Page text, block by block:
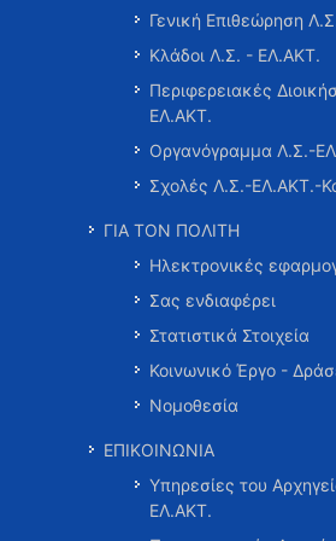
Γενική Επιθεώρηση
Κλάδοι Λ.Σ. - ΕΛ.ΑΚΤ.
Περιφερειακές
ΕΛ.ΑΚΤ.
Οργανόγραμμα Λ.Σ.-
Σχολές Λ.Σ.-ΕΛ.ΑΚΤ.-
ΓΙΑ ΤΟΝ ΠΟΛΙΤΗ
Ηλεκτρονικές
Σας ενδιαφέρει
Στατιστικά Στοιχεία
Κοινωνικό Έργο -
Νομοθεσία
ΕΠΙΚΟΙΝΩΝΙΑ
Υπηρεσίες του
ΕΛ.ΑΚΤ.